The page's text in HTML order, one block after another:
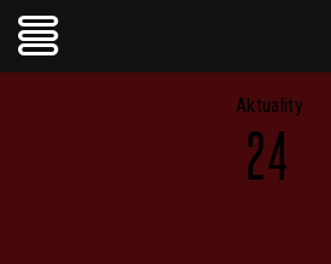
Aktuality
24